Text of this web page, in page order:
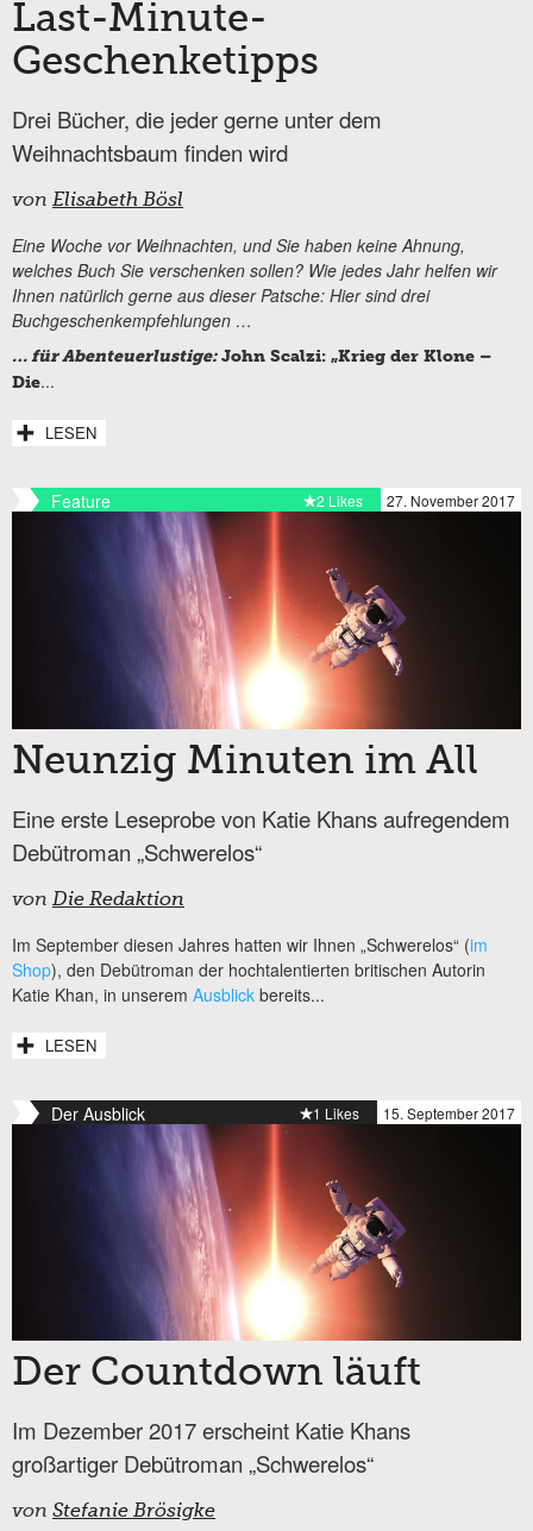
Last-Minute-
Geschenketipps
Drei Bücher, die jeder gerne unter dem
Weihnachtsbaum finden wird
von Elisabeth Bösl
Eine Woche vor Weihnachten, und Sie haben keine Ahnung,
welches Buch Sie verschenken sollen? Wie jedes Jahr helfen wir
Ihnen natürlich gerne aus dieser Patsche: Hier sind drei
Buchgeschenkempfehlungen …
… für Abenteuerlustige:John Scalzi: „Krieg der Klone –
Die...
LESEN
Feature 27. November 2017
2 Likes
Neunzig Minuten im All
Eine erste Leseprobe von Katie Khans aufregendem
Debütroman „Schwerelos“
von Die Redaktion
Im September diesen Jahres hatten wir Ihnen „Schwerelos“ (im
Shop), den Debütroman der hochtalentierten britischen Autorin
Katie Khan, in unserem Ausblick bereits...
LESEN
Der Ausblick 15. September 2017
1 Likes
Der Countdown läuft
Im Dezember 2017 erscheint Katie Khans
großartiger Debütroman „Schwerelos“
von Stefanie Brösigke